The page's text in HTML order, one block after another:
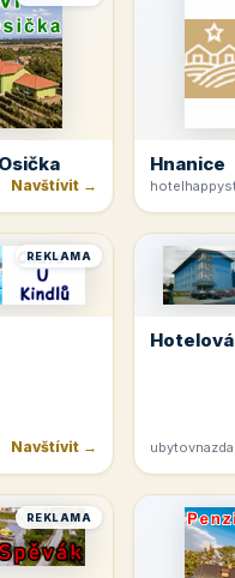
Navštívit →
Hnanice
REKLAMA
Navštívit →
REKLAMA